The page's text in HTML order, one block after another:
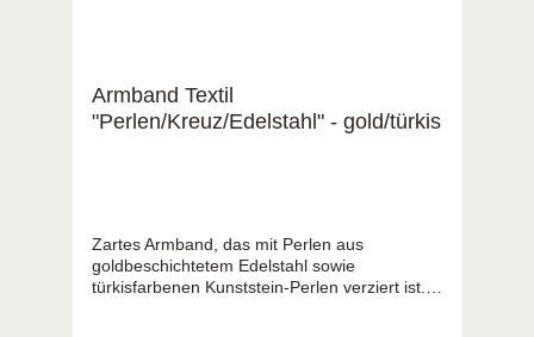
Armband Textil
"Perlen/Kreuz/Edelstahl" - gold/türkis
Zartes Armband, das mit Perlen aus
goldbeschichtetem Edelstahl sowie
türkisfarbenen Kunststein-Perlen verziert ist.